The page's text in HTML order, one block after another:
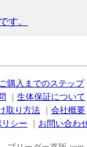
す。
購入までのステップ
生体保証について
取り方法 会社概要
シー
お問い合わ